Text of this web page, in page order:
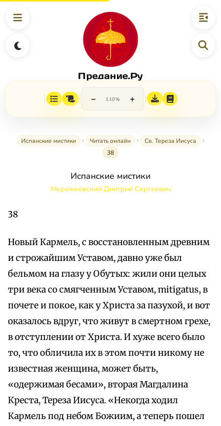
Предание.Ру
− 110% +
Испанские мистики Читать онлайн
Св. Тереза Иисуса
38
Испанские мистики
Мережковский Дмитрий Сергеевич
38
Новый Кармель, с восстановленным древним
и строжайшим Уставом, давно уже был
бельмом на глазу у Обутых: жили они целых
три века со смягченным Уставом, mitigatus, в
почете и покое, как у Христа за пазухой, и вот
оказалось вдруг, что живут в смертном грехе,
в отступлении от Христа. И хуже всего было
то, что обличила их в этом почти никому не
известная женщина, может быть,
«одержимая бесами», вторая Магдалина
Креста, Тереза Иисуса. «Некогда ходил
Кармель под небом Божиим, а теперь пошел